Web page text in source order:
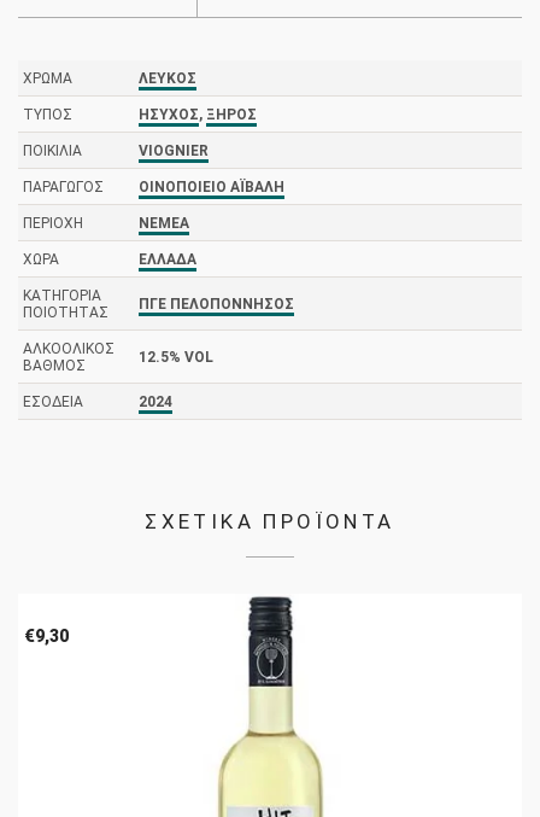
ΧΡΏΜΑ ΛΕΥΚΌΣ
ΤΎΠΟΣ ΉΣΥΧΟΣ, ΞΗΡΌΣ
ΠΟΙΚΙΛΊΑ VIOGNIER
ΠΑΡΑΓΩΓΌΣ ΟΙΝΟΠΟΙΕΊΟ ΑΪΒΑΛΉ
ΠΕΡΙΟΧΉ ΝΕΜΈΑ
ΧΏΡΑ ΕΛΛΆΔΑ
ΚΑΤΗΓΟΡΊΑ
ΠΟΙΌΤΗΤΑΣ
ΠΓΕ ΠΕΛΟΠΌΝΝΗΣΟΣ
ΑΛΚΟΟΛΙΚΌΣ
ΒΑΘΜΌΣ
12.5% VOL
ΕΣΟΔΕΊΑ 2024
ΣΧΕΤΙΚΑ ΠΡΟΪΟΝΤΑ
€9,30